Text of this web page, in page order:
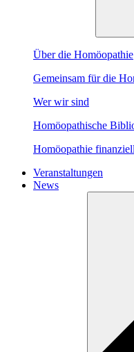
Über die Homöopathie
Gemeinsam für die
Wer wir sind
Homöopathische
Homöopathie
Veranstaltungen
News